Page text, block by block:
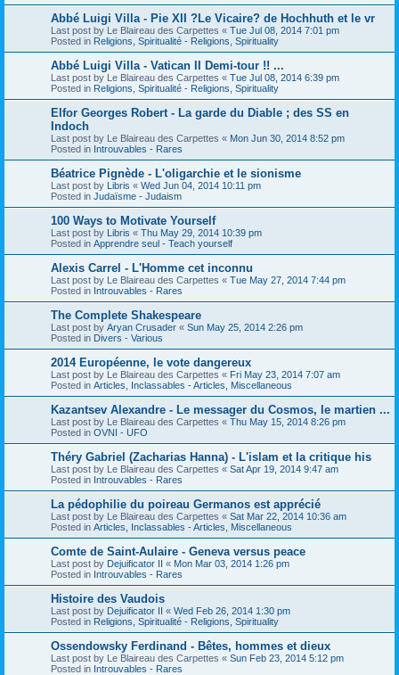
Abbé Luigi Villa - Pie XII ?Le Vicaire? de Hochhuth et le vr
Last post by Le Blaireau des Carpettes « Tue Jul 08, 2014 7:01 pm
Posted in Religions, Spiritualité - Religions, Spirituality
Abbé Luigi Villa - Vatican II Demi-tour !! ...
Last post by Le Blaireau des Carpettes « Tue Jul 08, 2014 6:39 pm
Posted in Religions, Spiritualité - Religions, Spirituality
Elfor Georges Robert - La garde du Diable ; des SS en
Indoch
Last post by Le Blaireau des Carpettes « Mon Jun 30, 2014 8:52 pm
Posted in Introuvables - Rares
Béatrice Pignède - L'oligarchie et le sionisme
Last post by Libris « Wed Jun 04, 2014 10:11 pm
Posted in Judaïsme - Judaism
100 Ways to Motivate Yourself
Last post by Libris « Thu May 29, 2014 10:39 pm
Posted in Apprendre seul - Teach yourself
Alexis Carrel - L'Homme cet inconnu
Last post by Le Blaireau des Carpettes « Tue May 27, 2014 7:44 pm
Posted in Introuvables - Rares
The Complete Shakespeare
Last post by Aryan Crusader « Sun May 25, 2014 2:26 pm
Posted in Divers - Various
2014 Européenne, le vote dangereux
Last post by Le Blaireau des Carpettes « Fri May 23, 2014 7:07 am
Posted in Articles, Inclassables - Articles, Miscellaneous
Kazantsev Alexandre - Le messager du Cosmos, le martien ...
Last post by Le Blaireau des Carpettes « Thu May 15, 2014 8:26 pm
Posted in OVNI - UFO
Théry Gabriel (Zacharias Hanna) - L'islam et la critique his
Last post by Le Blaireau des Carpettes « Sat Apr 19, 2014 9:47 am
Posted in Introuvables - Rares
La pédophilie du poireau Germanos est apprécié
Last post by Le Blaireau des Carpettes « Sat Mar 22, 2014 10:36 am
Posted in Articles, Inclassables - Articles, Miscellaneous
Comte de Saint-Aulaire - Geneva versus peace
Last post by Dejuificator II « Mon Mar 03, 2014 1:26 pm
Posted in Introuvables - Rares
Histoire des Vaudois
Last post by Dejuificator II « Wed Feb 26, 2014 1:30 pm
Posted in Religions, Spiritualité - Religions, Spirituality
Ossendowsky Ferdinand - Bêtes, hommes et dieux
Last post by Le Blaireau des Carpettes « Sun Feb 23, 2014 5:12 pm
Posted in Introuvables - Rares